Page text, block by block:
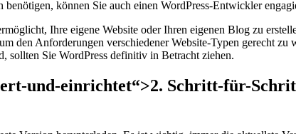
können Sie auch⁣ einen WordPress-Entwickler
Ihre eigene Website oder Ihren eigenen Blog zu
den Anforderungen verschiedener⁤ Website-Typen gerecht zu
sollten Sie WordPress definitiv in⁢ Betracht ziehen.
und-einrichtet“>2. Schritt-für-